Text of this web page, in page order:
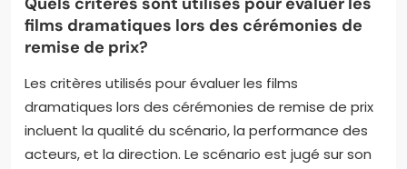
l’Université de Californie, les acteurs ayant remporté
un prix majeur voient leur salaire augmenter de 20 à
30 %. Les récompenses peuvent aussi modifier la
perception du public et des critiques. En somme, les
nominations et victoires sont des catalyseurs
importants de succès dans le cinéma.